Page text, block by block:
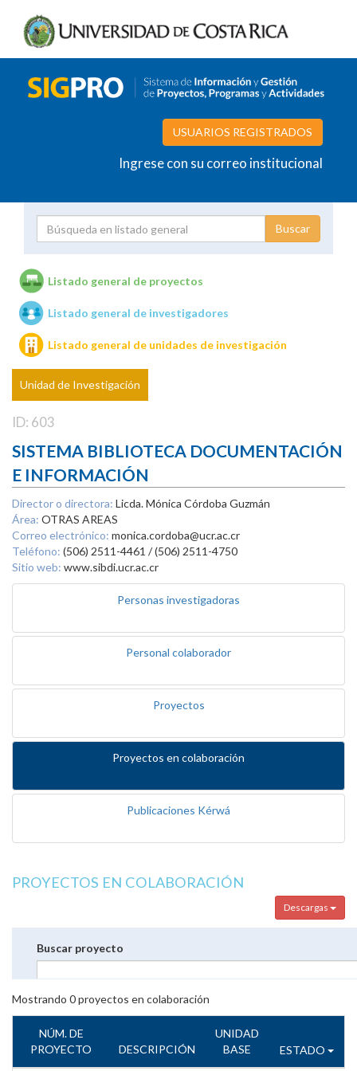
USUARIOS REGISTRADOS
Ingrese con su correo institucional
Unidades de investigación
Listado general de proyectos
Listado general de investigadores
Listado general de unidades de investigación
Unidad de Investigación
ID: 603
SISTEMA BIBLIOTECA DOCUMENTACIÓN
E INFORMACIÓN
Director o directora: Licda. Mónica Córdoba Guzmán
Área: OTRAS AREAS
Correo electrónico: monica.cordoba@ucr.ac.cr
Teléfono: (506) 2511-4461 / (506) 2511-4750
Sitio web: www.sibdi.ucr.ac.cr
Personas investigadoras
Personal colaborador
Proyectos
Proyectos en colaboración
Publicaciones Kérwá
PROYECTOS EN COLABORACIÓN
Descargas
Buscar proyecto
Mostrando 0proyectos en colaboración
NÚM. DE
PROYECTO
DESCRIPCIÓN
UNIDAD
BASE
ESTADO